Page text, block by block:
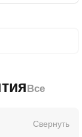
Все
Свернуть